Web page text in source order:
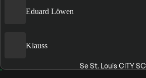
Eduard Löwen
Klauss
Se St. Louis CITY SC